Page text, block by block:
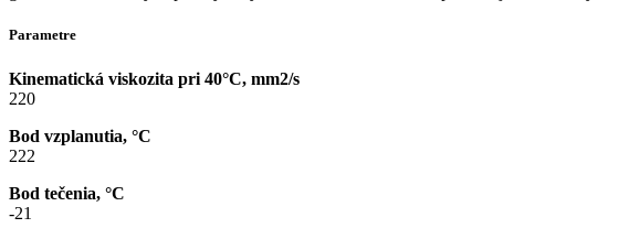
Parametre
Kinematická viskozita pri 40°C, mm2/s
220
Bod vzplanutia, °C
222
Bod tečenia, °C
-21